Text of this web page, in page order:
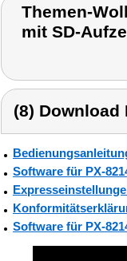
Themen-
mit SD-
(8) Download
Software für PX-
Software für PX-